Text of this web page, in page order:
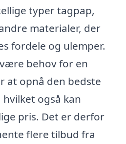
typer tagpap,
materialer, der
fordele og ulemper.
behov for en
at opnå den bedste
også kan
pris. Det er derfor
flere tilbud fra